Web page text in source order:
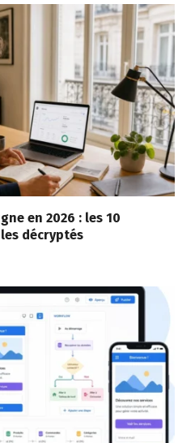
en 2026 : les 10
décryptés